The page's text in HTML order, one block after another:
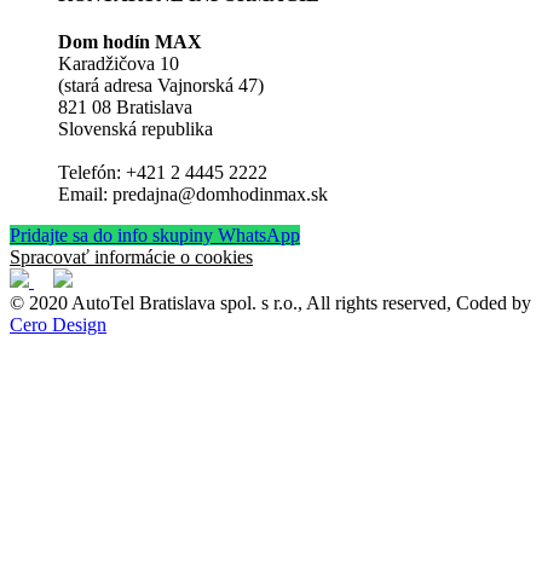
Dom hodín MAX
Karadžičova 10
(stará adresa Vajnorská 47)
821 08 Bratislava
Slovenská republika
Telefón: +421 2 4445 2222
Email: predajna@domhodinmax.sk
Pridajte sa do info skupiny WhatsApp
Spracovať informácie o cookies
© 2020 AutoTel Bratislava spol. s r.o., All rights reserved, Coded by
Cero Design